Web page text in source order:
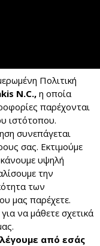
Πολιτική
N.C.,η οποία
παρέχονται
ιστότοπου.
συνεπάγεται
σας. Εκτιμούμε
υψηλή
την
των
μας παρέχετε.
να μάθετε σχετικά
από εσάς